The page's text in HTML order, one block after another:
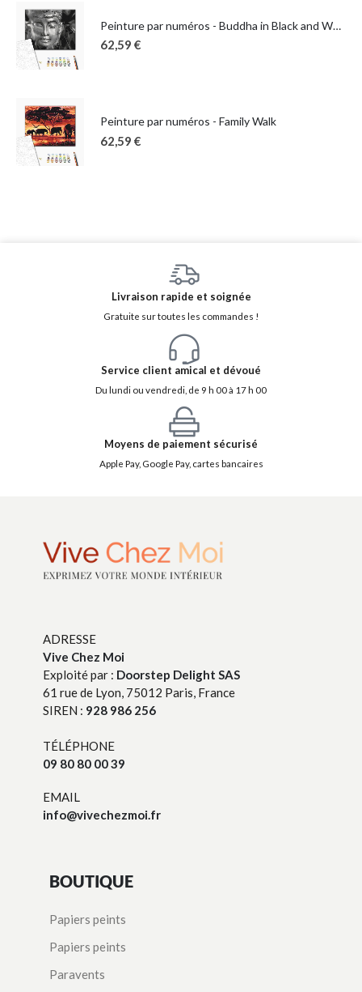
Peinture par numéros - Buddha in Black and White
62,59 €
Peinture par numéros - Family Walk
62,59 €
Livraison rapide et soignée
Gratuite sur toutes les commandes !
Service client amical et dévoué
Du lundi ou vendredi, de 9 h 00 à 17 h 00
Moyens de paiement sécurisé
Apple Pay, Google Pay, cartes bancaires
ADRESSE
Vive Chez Moi
Exploité par : Doorstep Delight SAS
61 rue de Lyon, 75012 Paris, France
SIREN : 928 986 256
TÉLÉPHONE
09 80 80 00 39
EMAIL
info@vivechezmoi.fr
BOUTIQUE
Papiers peints
Papiers peints
Paravents